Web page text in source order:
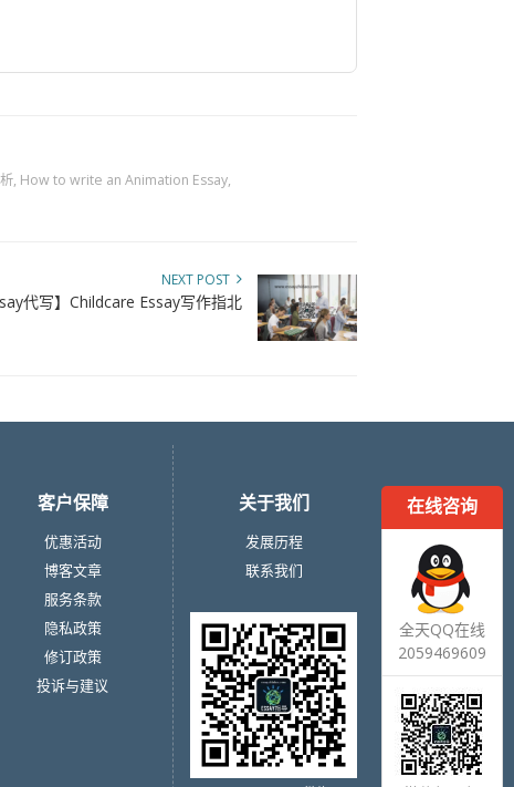
, How to write an Animation Essay,
NEXT POST
代写】Childcare Essay写作指北
在线咨询
全天QQ在线
2059469609
客户保障
优惠活动
博客文章
服务条款
隐私政策
修订政策
投诉与建议
关于我们
发展历程
联系我们